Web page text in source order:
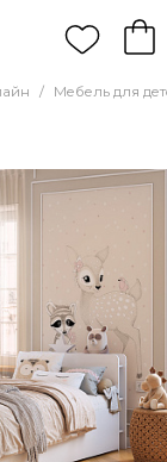
/ Мебель для